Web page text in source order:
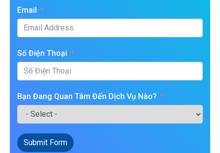
Email
Số Điện Thoại
Bạn Đang Quan Tâm Đến Dịch Vụ Nào?
Submit Form